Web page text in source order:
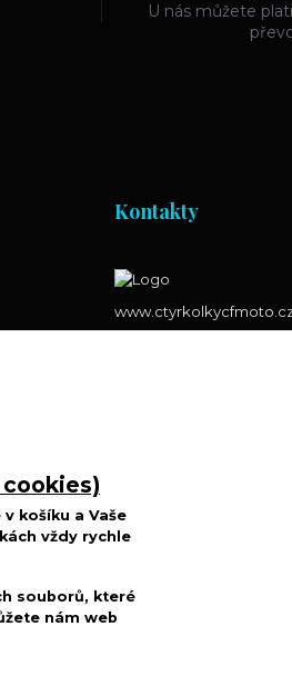
U nás můžete
Kontakty
košíku a Vaše
vždy rychle
souborů, které
nám web